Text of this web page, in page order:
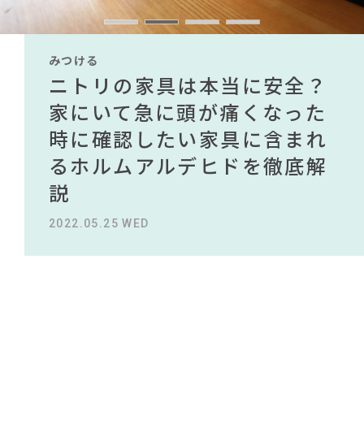
#良品計画#unico#河淳#木図鑑#映画
#サステナブル#IDÉE#コメリ#波瑠#一枚板
#ファニタメ
#2022 秋ドラマ #テレワーク#テーブル
#大川家具 #おすすめ #アダル#照明
#インダストリアルスタイル #ACTUS #KEYUCA
#田中みな実#インテリアコーディネート
#DINOS CORPORATION #カリモク家具
#インテリアスタイリングの法則
#無印良品
#2022 春ドラマ
#オフィスチェア#タンスのゲン#岡崎製材
楽しむ
ARCHIVE
NEWS
ABOUT
みつける
無印で有名デザイナーのアイ
テムが手に入る？無印良品で
買える有名デザイナーがデザ
インしたインテリアを一挙紹
介
2022.10.24 MON
みつける
IKEA家具は引っ越し業者を悩
ませる？引っ越し業者に敬遠
されている理由を徹底解
説！！
2023.09.27 WED
みつける
ニトリの家具は本当に安全？
家にいて急に頭が痛くなった
時に確認したい家具に含まれ
るホルムアルデヒドを徹底解
説
2022.05.25 WED
みつける
【部屋をおしゃれにしたい人
必見】今話題のインテリアス
タイルから定番スタイルまで
紹介！おすすめインテリアス
タイル18選
2023.09.23 SAT
みつける
無印で有名デザイナーのアイ
テムが手に入る？無印良品で
買える有名デザイナーがデザ
インしたインテリアを一挙紹
介
2022.10.24 MON
みつける
IKEA家具は引っ越し業者を悩
ませる？引っ越し業者に敬遠
されている理由を徹底解
説！！
2023.09.27 WED